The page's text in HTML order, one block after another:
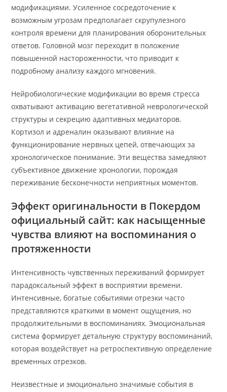
модификациями. Усиленное сосредоточение к
возможным угрозам предполагает скрупулезного
контроля времени для планирования оборонительных
ответов. Головной мозг переходит в положение
повышенной настороженности, что приводит к
подробному анализу каждого мгновения.
Нейробиологические модификации во время стресса
охватывают активацию вегетативной неврологической
структуры и секрецию адаптивных медиаторов.
Кортизол и адреналин оказывают влияние на
функционирование нервных цепей, отвечающих за
хронологическое понимание. Эти вещества замедляют
субъективное движение хронологии, порождая
переживание бесконечности неприятных моментов.
Эффект оригинальности в Покердом
официальный сайт: как насыщенные
чувства влияют на воспоминания о
протяженности
Интенсивность чувственных переживаний формирует
парадоксальный эффект в восприятии времени.
Интенсивные, богатые событиями отрезки часто
представляются краткими в момент ощущения, но
продолжительными в воспоминаниях. Эмоциональная
система формирует детальную структуру воспоминаний,
которая воздействует на ретроспективную определение
временных отрезков.
Неизвестные и эмоционально значимые события в